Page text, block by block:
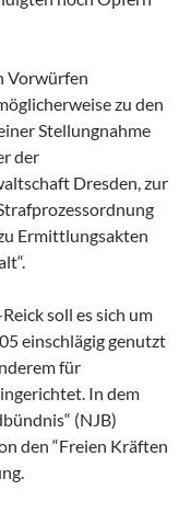
Vorwürfen
zu den
Stellungnahme
der
Dresden, zur
Ermittlungsakten
soll es sich um
einschlägig genutzt
für
In dem
(NJB)
den “Freien Kräften